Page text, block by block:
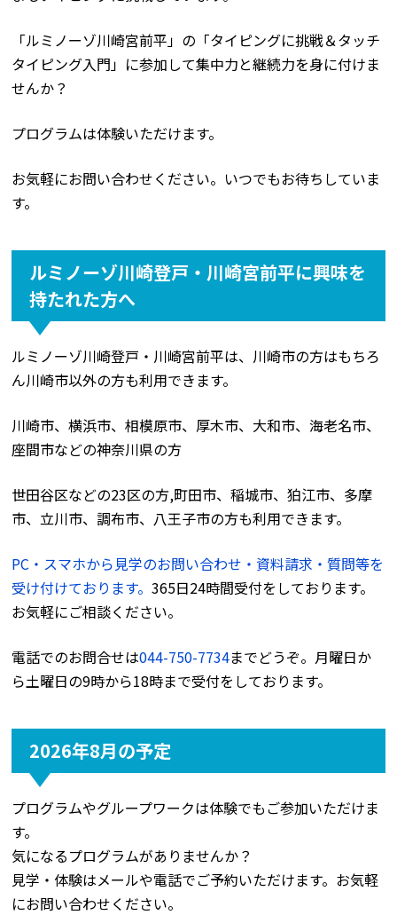
「ルミノーゾ川崎宮前平」の「タイピングに挑戦＆タッチ
タイピング入門」に参加して集中力と継続力を身に付けま
せんか？
プログラムは体験いただけます。
お気軽にお問い合わせください。いつでもお待ちしていま
す。
ルミノーゾ川崎登戸・川崎宮前平に興味を
持たれた方へ
ルミノーゾ川崎登戸・川崎宮前平は、川崎市の方はもちろ
ん川崎市以外の方も利用できます。
川崎市、横浜市、相模原市、厚木市、大和市、海老名市、
座間市などの神奈川県の方
世田谷区などの23区の方,町田市、稲城市、狛江市、多摩
市、立川市、調布市、八王子市の方も利用できます。
PC・スマホから見学のお問い合わせ・資料請求・質問等を
受け付けております。365日24時間受付をしております。
お気軽にご相談ください。
電話でのお問合せは044-750-7734までどうぞ。月曜日か
ら土曜日の9時から18時まで受付をしております。
2026年8月の予定
プログラムやグループワークは体験でもご参加いただけま
す。
気になるプログラムがありませんか？
見学・体験はメールや電話でご予約いただけます。お気軽
にお問い合わせください。